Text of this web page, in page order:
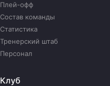
Плей-офф
Состав команды
Статистика
Тренерский штаб
Персонал
Клуб